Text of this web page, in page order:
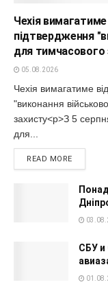
Чехія вимагатиме
підтвердження
для тимчасового
05.08.2026
Чехія вимагатиме
"виконання
захисту<p>З 5
для...
READ MORE
СБУ и